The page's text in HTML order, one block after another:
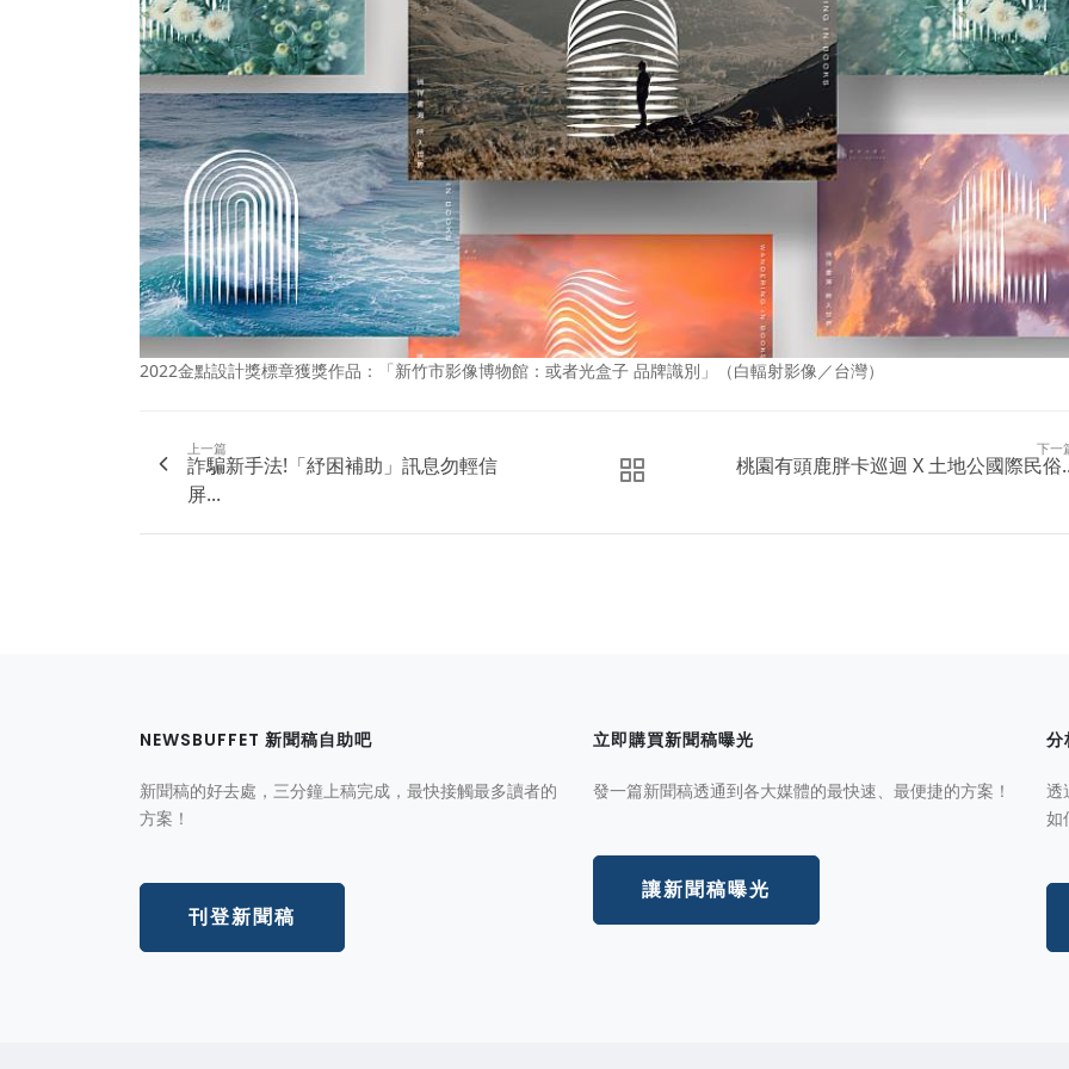
2022金點設計獎標章獲獎作品：「新竹市影像博物館：或者光盒子 品牌識別」（白輻射影像／台灣）
上一篇
詐騙新手法!「紓困補助」訊息勿輕信
屏...
下一
桃園有頭鹿胖卡巡迴 X 土地公國際民俗
NEWSBUFFET 新聞稿自助吧
新聞稿的好去處，三分鐘上稿完成，最快接觸最多讀者的
方案！
刊登新聞稿
立即購買新聞稿曝光
發一篇新聞稿透通到各大媒體的最快速、最便捷的方案！
讓新聞稿曝光
分
透
如